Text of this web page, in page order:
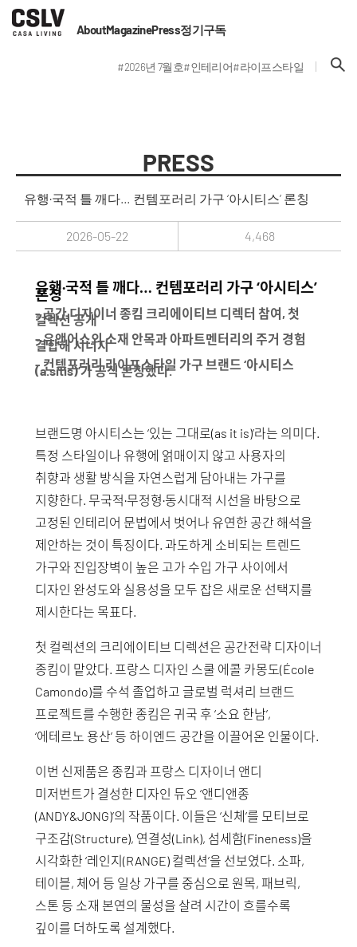
AboutMagazinePress정기구독
#2026년 7월호#인테리어#라이프스타일
PRESS
유행·국적 틀 깨다… 컨템포러리 가구 ‘아시티스’ 론칭
2026-05-22 4,468
유행·국적 틀 깨다… 컨템포러리 가구 ‘아시티스’
론칭
- 공간 디자이너 종킴 크리에이티브 디렉터 참여, 첫
컬렉션 공개
- 유앤어스의 소재 안목과 아파트멘터리의 주거 경험
결합해 시너지
- 컨템포러리 라이프스타일 가구 브랜드 ‘아시티스
(a.sitis)’가 공식 론칭했다.
브랜드명 아시티스는 ‘있는 그대로(as it is)’라는 의미다.
특정 스타일이나 유행에 얽매이지 않고 사용자의
취향과 생활 방식을 자연스럽게 담아내는 가구를
지향한다. 무국적·무정형·동시대적 시선을 바탕으로
고정된 인테리어 문법에서 벗어나 유연한 공간 해석을
제안하는 것이 특징이다. 과도하게 소비되는 트렌드
가구와 진입장벽이 높은 고가 수입 가구 사이에서
디자인 완성도와 실용성을 모두 잡은 새로운 선택지를
제시한다는 목표다.
첫 컬렉션의 크리에이티브 디렉션은 공간전략 디자이너
종킴이 맡았다. 프랑스 디자인 스쿨 에콜 카몽도(École
Camondo)를 수석 졸업하고 글로벌 럭셔리 브랜드
프로젝트를 수행한 종킴은 귀국 후 ‘소요 한남’,
‘에테르노 용산’ 등 하이엔드 공간을 이끌어온 인물이다.
이번 신제품은 종킴과 프랑스 디자이너 앤디
미저번트가 결성한 디자인 듀오 ‘앤디앤종
(ANDY&JONG)’의 작품이다. 이들은 ‘신체’를 모티브로
구조감(Structure), 연결성(Link), 섬세함(Fineness)을
시각화한 ‘레인지(RANGE) 컬렉션’을 선보였다. 소파,
테이블, 체어 등 일상 가구를 중심으로 원목, 패브릭,
스톤 등 소재 본연의 물성을 살려 시간이 흐를수록
깊이를 더하도록 설계했다.